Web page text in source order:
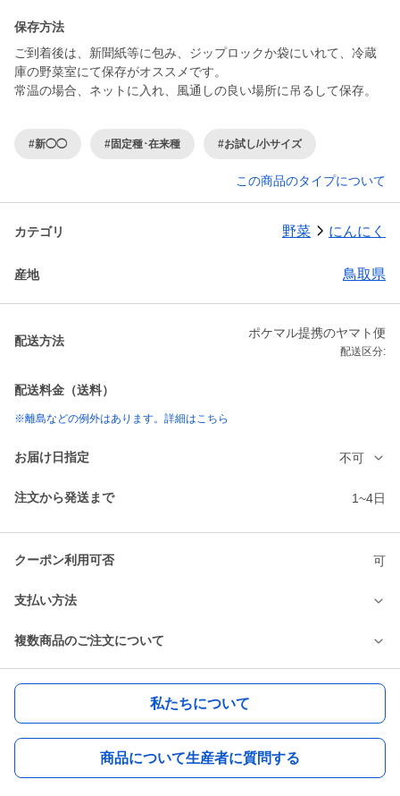
保存方法
ご到着後は、新聞紙等に包み、ジップロックか袋にいれて、冷蔵
庫の野菜室にて保存がオススメです。
常温の場合、ネットに入れ、風通しの良い場所に吊るして保存。
#新◯◯ #固定種･在来種 #お試し/小サイズ
この商品のタイプについて
カテゴリ 野菜 にんにく
産地 鳥取県
配送方法
ポケマル提携のヤマト便
配送区分:
配送料金（送料）
※離島などの例外はあります。詳細はこちら
お届け日指定 不可
注文から発送まで 1~4日
クーポン利用可否 可
支払い方法
複数商品のご注文について
私たちについて
商品について生産者に質問する